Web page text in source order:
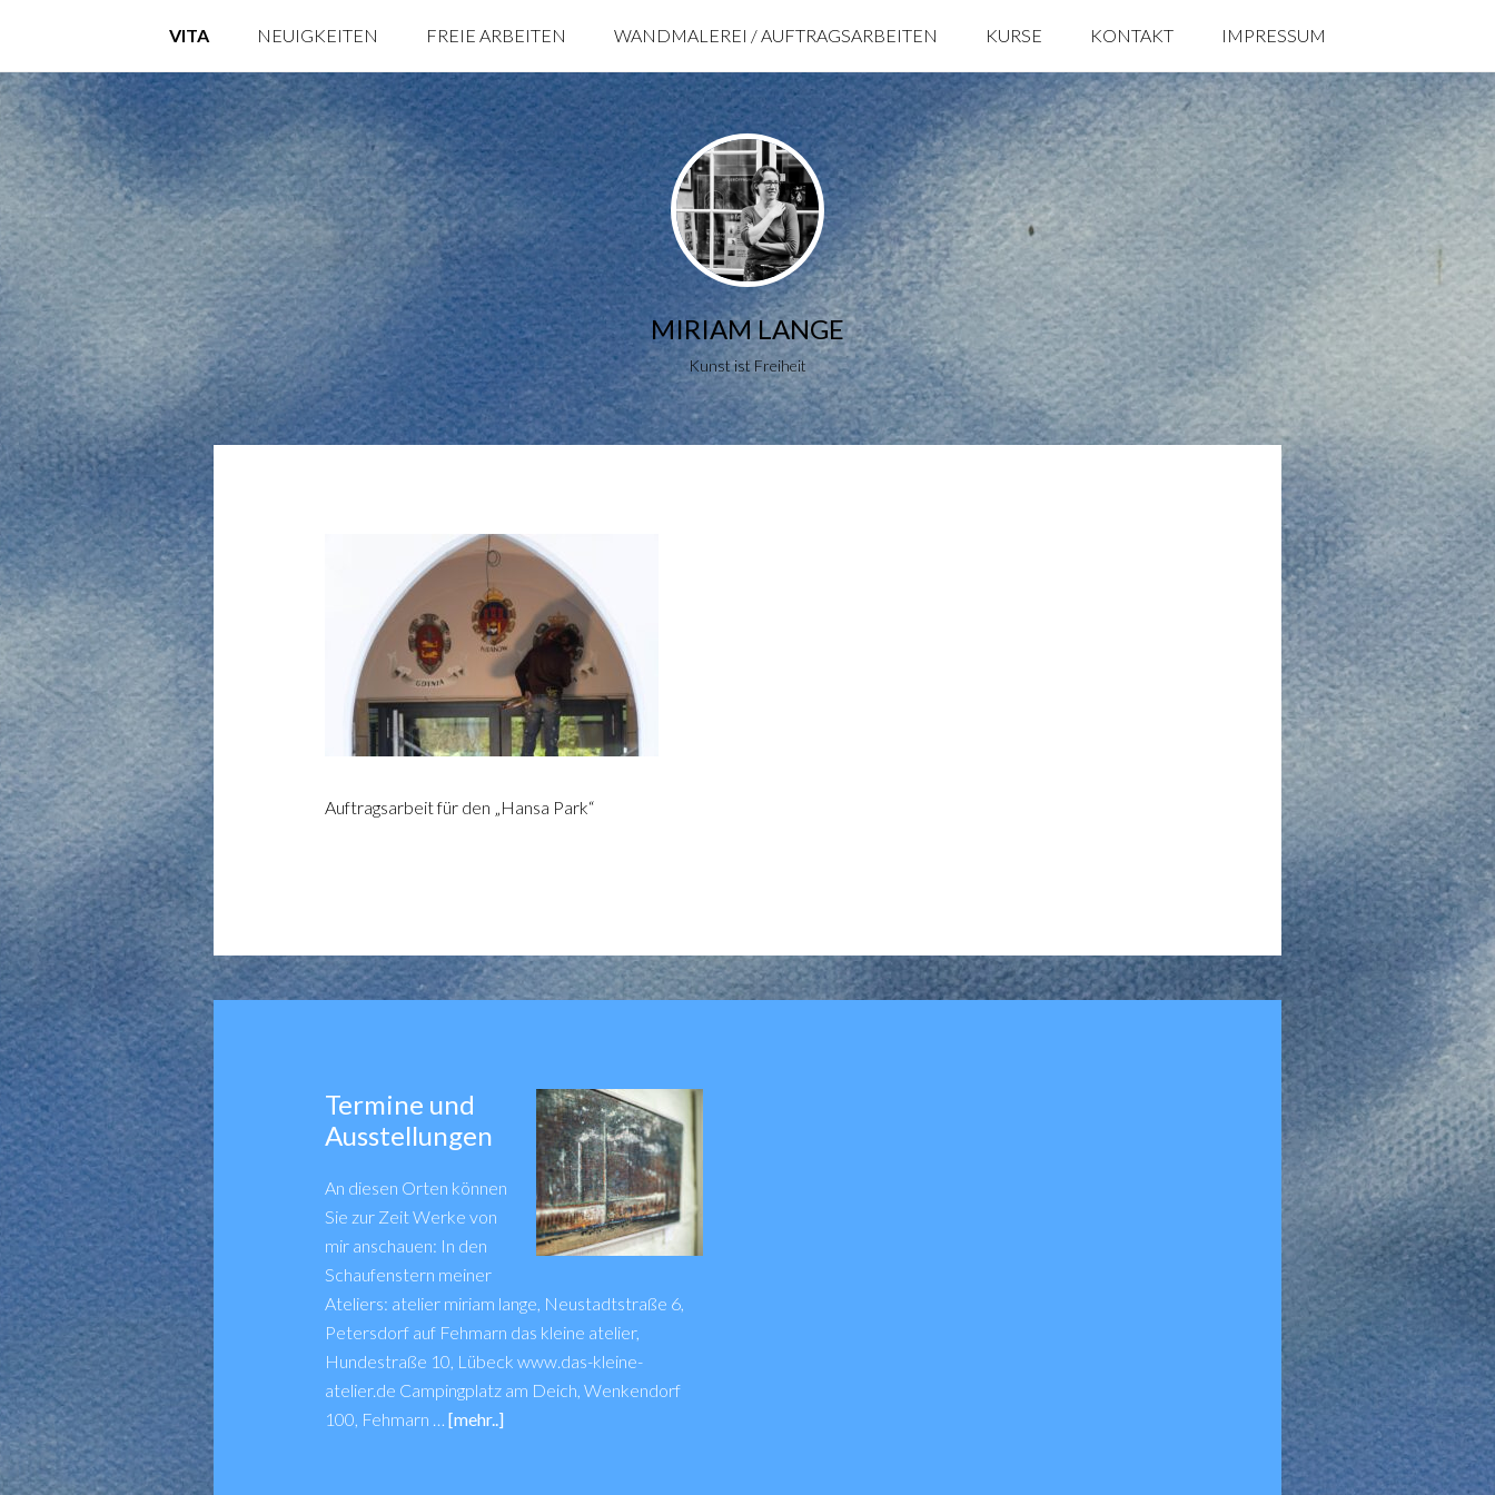
VITA NEUIGKEITEN FREIE ARBEITEN WANDMALEREI / AUFTRAGSARBEITEN KURSE KONTAKT IMPRESSUM
MIRIAM LANGE
Kunst ist Freiheit
Auftragsarbeit für den „Hansa Park“
Termine und
Ausstellungen
An diesen Orten können
Sie zur Zeit Werke von
mir anschauen: In den
Schaufenstern meiner
Ateliers: atelier miriam lange, Neustadtstraße 6,
Petersdorf auf Fehmarn das kleine atelier,
Hundestraße 10, Lübeck www.das-kleine-
atelier.de Campingplatz am Deich, Wenkendorf
100, Fehmarn … [mehr..]